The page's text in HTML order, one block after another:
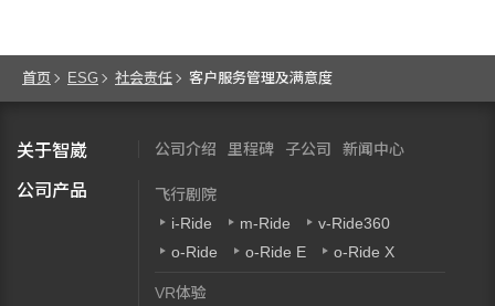
首页 ESG 社会责任 客户服务管理及满意度
关于智崴 公司介绍 里程碑 子公司 新闻中心
公司产品
飞行剧院
i-Ride
m-Ride
v-Ride360
o-Ride
o-Ride E o-Ride X
VR体验